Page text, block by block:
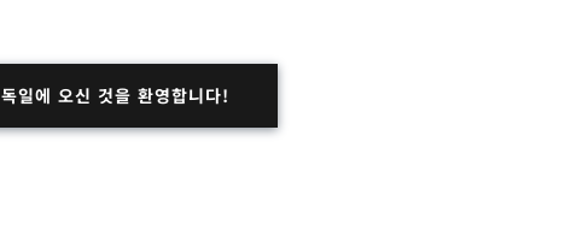
독일에 오신 것을 환영합니다!